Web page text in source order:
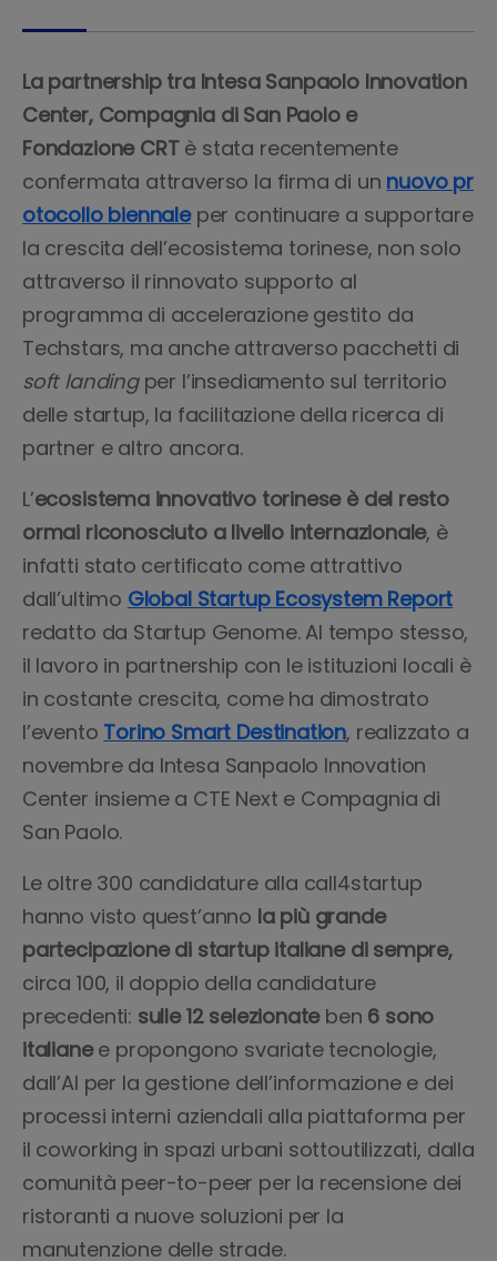
La partnership tra Intesa Sanpaolo Innovation
Center, Compagnia di San Paolo e
Fondazione CRT è stata recentemente
confermata attraverso la firma di un nuovo pr
otocollo biennaleper continuare a supportare
la crescita dell’ecosistema torinese, non solo
attraverso il rinnovato supporto al
programma di accelerazione gestito da
Techstars, ma anche attraverso pacchetti di
soft landingper l’insediamento sul territorio
delle startup, la facilitazione della ricerca di
partner e altro ancora.
L’ecosistema innovativo torinese è del resto
ormai riconosciuto a livello internazionale, è
infatti stato certificato come attrattivo
dall’ultimo Global Startup Ecosystem Report
redatto da Startup Genome. Al tempo stesso,
il lavoro in partnership con le istituzioni locali è
in costante crescita, come ha dimostrato
l’evento Torino Smart Destination, realizzato a
novembre da Intesa Sanpaolo Innovation
Center insieme a CTE Next e Compagnia di
San Paolo.
Le oltre 300 candidature alla call4startup
hanno visto quest’anno la più grande
partecipazione di startup italiane di sempre,
circa 100, il doppio della candidature
precedenti: sulle 12 selezionateben 6 sono
italianee propongono svariate tecnologie,
dall’AI per la gestione dell’informazione e dei
processi interni aziendali alla piattaforma per
il coworking in spazi urbani sottoutilizzati, dalla
comunità peer-to-peer per la recensione dei
ristoranti a nuove soluzioni per la
manutenzione delle strade.